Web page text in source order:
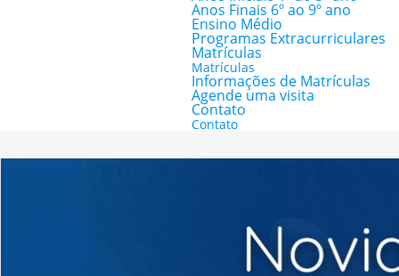
Anos Finais 6º ao 9º ano
Ensino Médio
Programas Extracurriculares
Matrículas
Matrículas
Informações de Matrículas
Agende uma visita
Contato
Contato